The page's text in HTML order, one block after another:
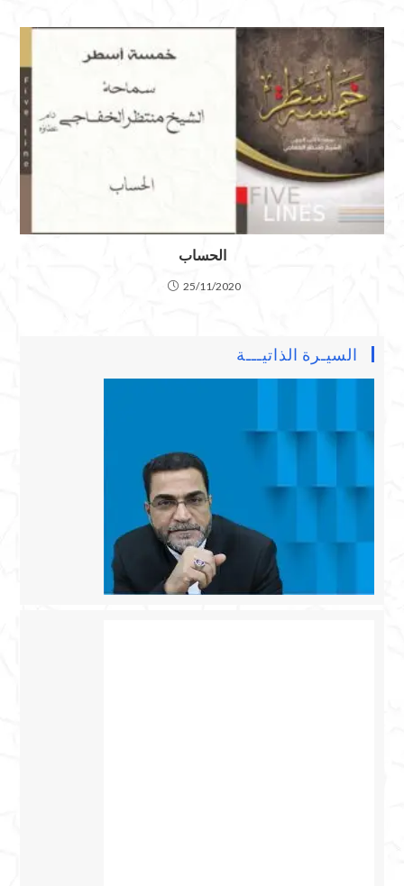
الحساب
25/11/2020
السيـرة الذاتيـــة